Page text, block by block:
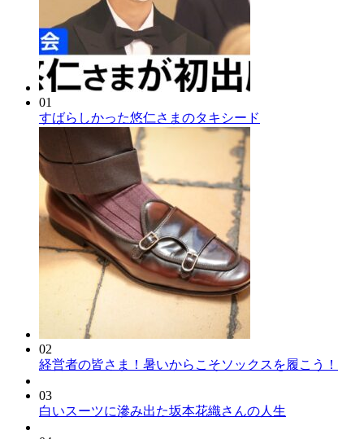
01
すばらしかった悠仁さまのタキシード
02
経営者の皆さま！暑いからこそソックスを履こう！
03
白いスーツに滲み出た坂本花織さんの人生